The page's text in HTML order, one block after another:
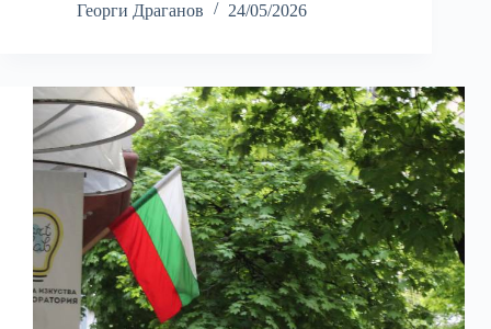
Георги Драганов
24/05/2026